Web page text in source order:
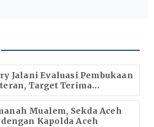
Jalani Evaluasi Pembukaan
Target Terima
Tahun Ini
Mualem, Sekda Aceh
Kapolda Aceh